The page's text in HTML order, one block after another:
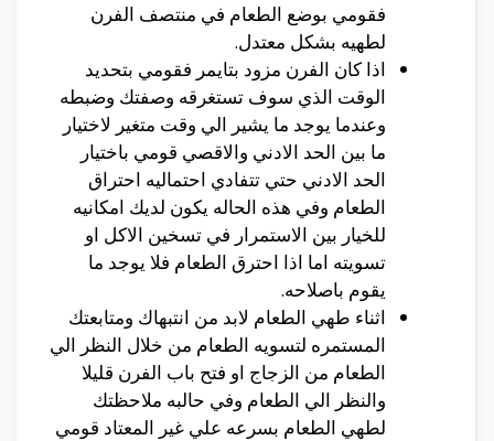
فقومي بوضع الطعام في منتصف الفرن
لطهيه بشكل معتدل.
اذا كان الفرن مزود بتايمر فقومي بتحديد
الوقت الذي سوف تستغرقه وصفتك وضبطه
وعندما يوجد ما يشير الي وقت متغير لاختيار
ما بين الحد الادني والاقصي قومي باختيار
الحد الادني حتي تتفادي احتماليه احتراق
الطعام وفي هذه الحاله يكون لديك امكانيه
للخيار بين الاستمرار في تسخين الاكل او
تسويته اما اذا احترق الطعام فلا يوجد ما
يقوم باصلاحه.
اثناء طهي الطعام لابد من انتبهاك ومتابعتك
المستمره لتسويه الطعام من خلال النظر الي
الطعام من الزجاج او فتح باب الفرن قليلا
والنظر الي الطعام وفي حالبه ملاحظتك
لطهي الطعام بسرعه علي غير المعتاد قومي